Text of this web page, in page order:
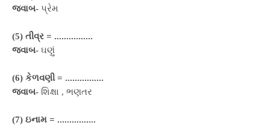
જવાબ- પ્રેમ
(5) તીવ્ર = ................
જવાબ- ઘણું
(6) કેળવણી = ................
જવાબ- શિક્ષા , ભણતર
(7) ઇનામ = ................